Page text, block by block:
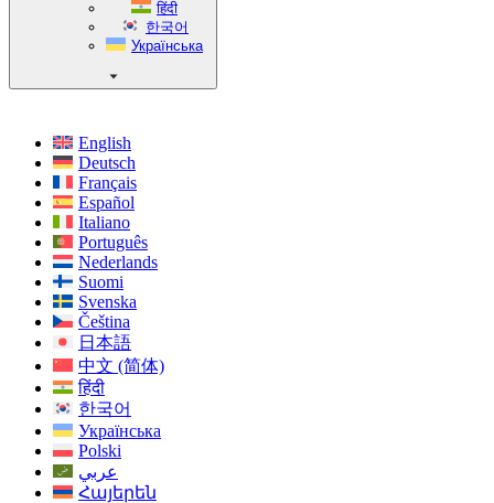
हिंदी
한국어
Українська
English
Deutsch
Français
Español
Italiano
Português
Nederlands
Suomi
Svenska
Čeština
日本語
中文 (简体)
हिंदी
한국어
Українська
Polski
عربي
Հայերեն